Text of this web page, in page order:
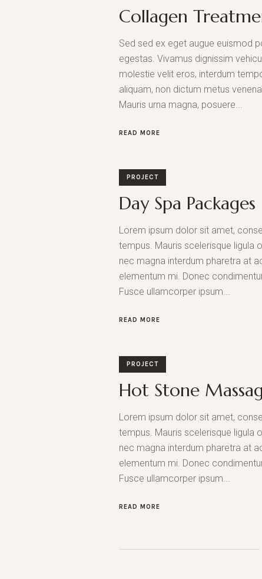
Collagen
Sed sed ex eget augue euismod
egestas. Vivamus dignissim
molestie velit eros, interdum
aliquam, non dictum metus
Mauris urna magna, posuere...
READ MORE
PROJECT
Day Spa Packages
Lorem ipsum dolor sit amet,
tempus. Mauris scelerisque ligula
nec magna interdum pharetra at
elementum mi. Donec
Fusce ullamcorper ipsum...
READ MORE
PROJECT
Hot Stone
Lorem ipsum dolor sit amet,
tempus. Mauris scelerisque ligula
nec magna interdum pharetra at
elementum mi. Donec
Fusce ullamcorper ipsum...
READ MORE